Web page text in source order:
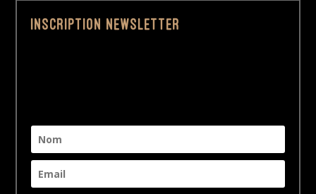
Inscription Newsletter